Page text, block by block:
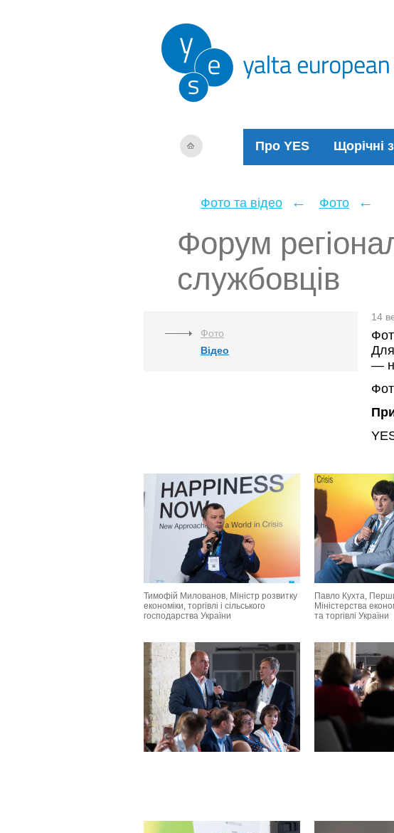
Про YES Щорічні
Фото та відео ← Фото ←
Форум
службовців
Фото
Відео
14
Для
—
Тимофій Милованов, Міністр розвитку
економіки, торгівлі і сільського
господарства України
Павло Кухта,
Міністерства
та торгівлі України